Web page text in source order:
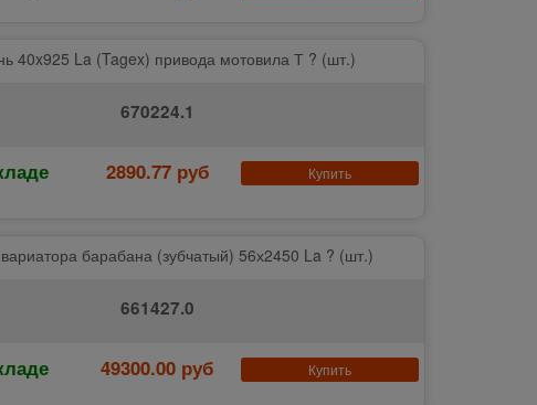
40x925 La (Tagex) привода мотовила Т ? (шт.)
670224.1
2890.77 руб Купить
барабана (зубчатый) 56х2450 La ? (шт.)
661427.0
49300.00 руб Купить